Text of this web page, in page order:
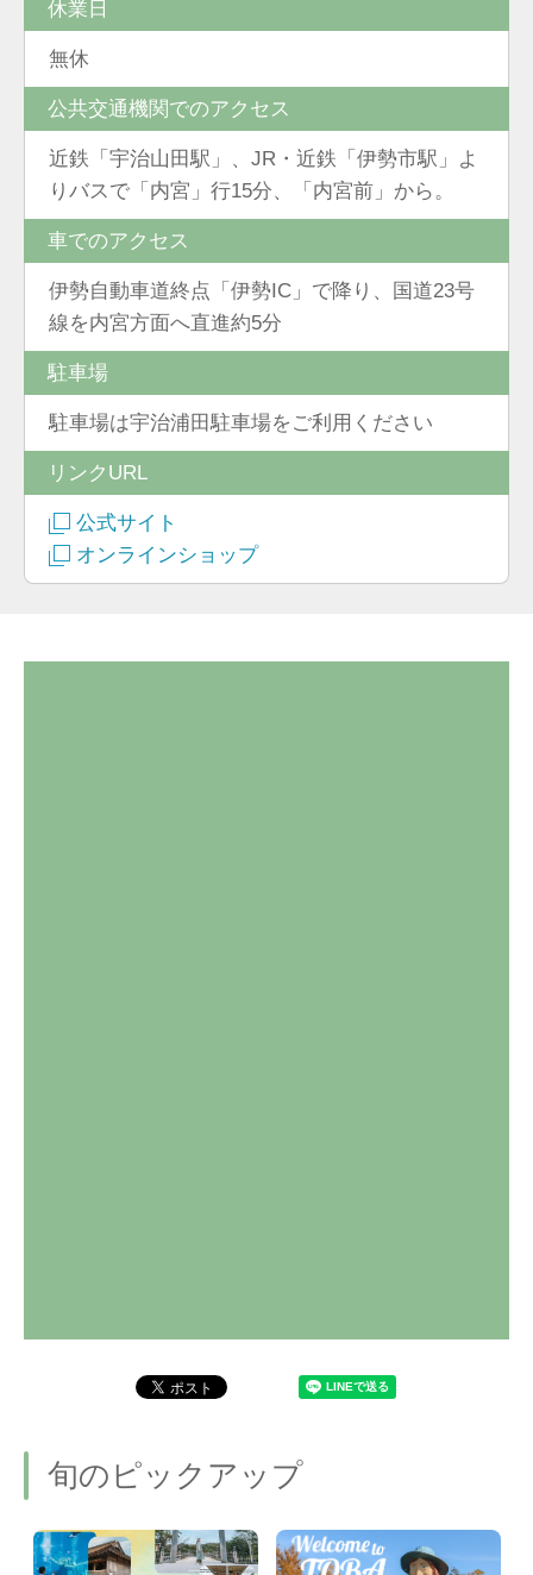
休業日
無休
公共交通機関でのアクセス
近鉄「宇治山田駅」、JR・近鉄「伊勢市駅」よ
りバスで「内宮」行15分、「内宮前」から。
車でのアクセス
伊勢自動車道終点「伊勢IC」で降り、国道23号
線を内宮方面へ直進約5分
駐車場
駐車場は宇治浦田駐車場をご利用ください
リンクURL
公式サイト
オンラインショップ
旬のピックアップ